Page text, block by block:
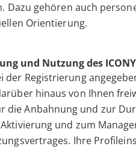
Dazu gehören auch
Orientierung.
und Nutzung des
der Registrierung
hinaus von Ihnen
die Anbahnung und zur
und zum
Ihre